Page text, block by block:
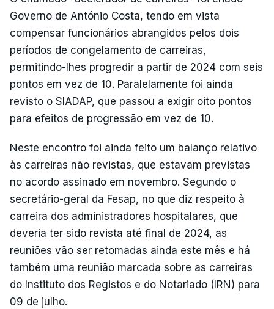
Governo de António Costa, tendo em vista
compensar funcionários abrangidos pelos dois
períodos de congelamento de carreiras,
permitindo-lhes progredir a partir de 2024 com seis
pontos em vez de 10. Paralelamente foi ainda
revisto o SIADAP, que passou a exigir oito pontos
para efeitos de progressão em vez de 10.
Neste encontro foi ainda feito um balanço relativo
às carreiras não revistas, que estavam previstas
no acordo assinado em novembro. Segundo o
secretário-geral da Fesap, no que diz respeito à
carreira dos administradores hospitalares, que
deveria ter sido revista até final de 2024, as
reuniões vão ser retomadas ainda este mês e há
também uma reunião marcada sobre as carreiras
do Instituto dos Registos e do Notariado (IRN) para
09 de julho.